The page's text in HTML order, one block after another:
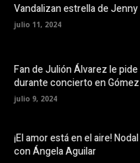
Vandalizan estrella de
julio 11, 2024
Fan de Julión Álvarez le pide
durante concierto en
julio 9, 2024
¡El amor está en el aire!
con Ángela Aguilar